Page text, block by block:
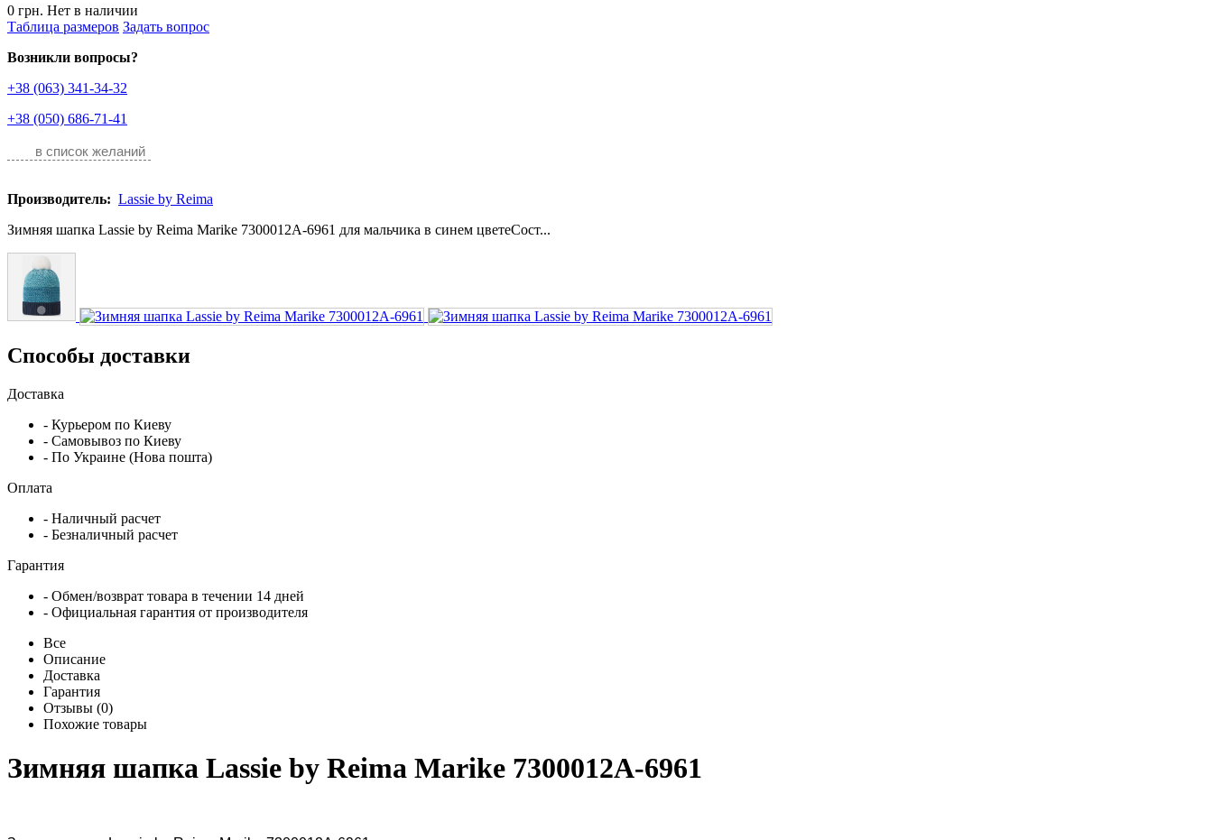
0 грн. Нет в наличии
Таблица размеров Задать вопрос
Возникли вопросы?
+38 (063) 341-34-32
+38 (050) 686-71-41
в список желаний
Производитель: Lassie by Reima
Зимняя шапка Lassie by Reima Marike 7300012A-6961 для мальчика в синем цветеСост...
Способы доставки
Доставка
- Курьером по Киеву
- Самовывоз по Киеву
- По Украине (Нова пошта)
Оплата
- Наличный расчет
- Безналичный расчет
Гарантия
- Обмен/возврат товара в течении 14 дней
- Официальная гарантия от производителя
Все
Описание
Доставка
Гарантия
Отзывы (0)
Похожие товары
Зимняя шапка Lassie by Reima Marike 7300012A-6961